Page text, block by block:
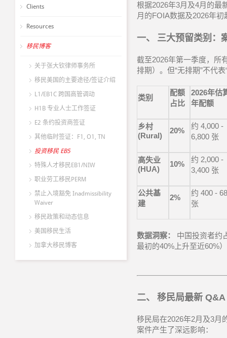
根据2026年3月及4月的最
月的FOIA数据及2026年初
一、 三大预留类别：
截至2026年第一季度，所
排期）。但“无排期”不代表
类别
配额
占比
2026年估
年配额
乡村
(Rural)
20%
约 4,000 -
6,800 张
高失业
(HUA)
10%
约 2,000 -
3,400 张
公共基
建
2%
约 400 -
张
数据洞察：
中国投资者约
最初的40% 上升至近60%
二、 移民局最新 Q&A
移民局在2026年2月及3月
案件产生了深远影响：
Clients
Resources
移民博客
关于张大钦律师事务所
移民美国的主要途径/签证介绍
L1/EB1C 跨国高管调动
H1B 专业人士工作签证
E2 条约投资商签证
其他临时签证：F1, O1, TN
投资移民 EB5
特殊人才移民EB1/NIW
职业劳工移民PERM
禁止入境豁免 Inadmissibility
Waiver
移民政策和动态信息
美国移民生活
加拿大移民博客